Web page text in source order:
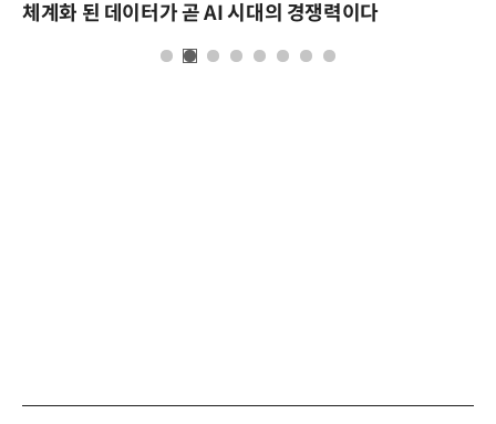
체계화 된 데이터가 곧 AI 시대의 경쟁력이다